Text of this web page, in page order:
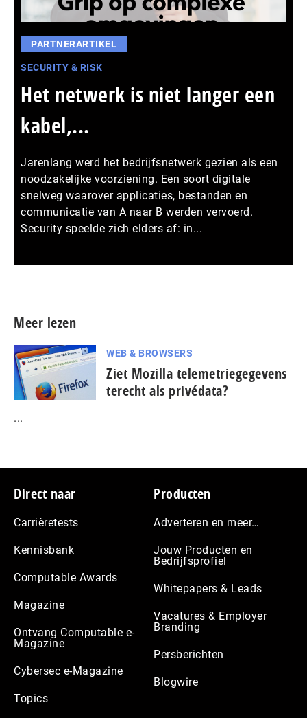
PARTNERARTIKEL
SECURITY & RISK
Het netwerk is niet langer een
kabel,...
Jarenlang werd het bedrijfsnetwerk gezien als een
noodzakelijke voorziening. Een soort digitale
snelweg waarover applicaties, bestanden en
communicatie van A naar B werden vervoerd.
Security speelde zich elders af: in...
Meer lezen
WEB & BROWSERS
Ziet Mozilla telemetriegegevens
terecht als privédata?
...
Footer
Direct naar
Carrièretests
Kennisbank
Computable Awards
Magazine
Ontvang Computable e-
Magazine
Cybersec e-Magazine
Topics
Producten
Adverteren en meer…
Jouw Producten en
Bedrijfsprofiel
Whitepapers & Leads
Vacatures & Employer
Branding
Persberichten
Blogwire